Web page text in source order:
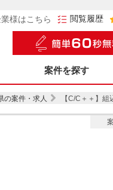
様はこちら 閲覧履歴
案件を探す
の案件・求人 【C/C＋＋】組